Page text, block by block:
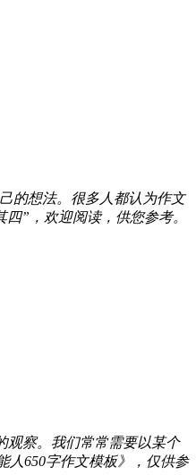
的想法。很多人都认为作文
”，欢迎阅读，供您参考。
观察。我们常常需要以某个
人650字作文模板》，仅供参